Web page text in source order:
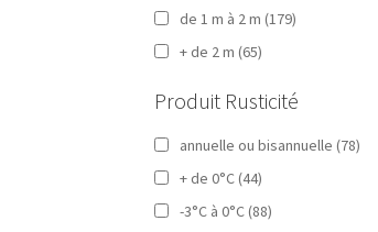
de 1 m à 2 m (179)
+ de 2 m (65)
Produit Rusticité
annuelle ou bisannuelle (78)
+ de 0°C (44)
-3°C à 0°C (88)